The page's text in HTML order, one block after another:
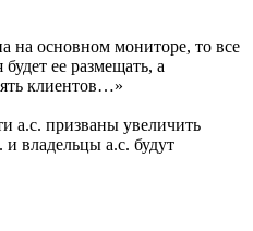
на основном мониторе, то все
ее размещать, а
клиентов…»
а.с. призваны увеличить
владельцы а.с. будут